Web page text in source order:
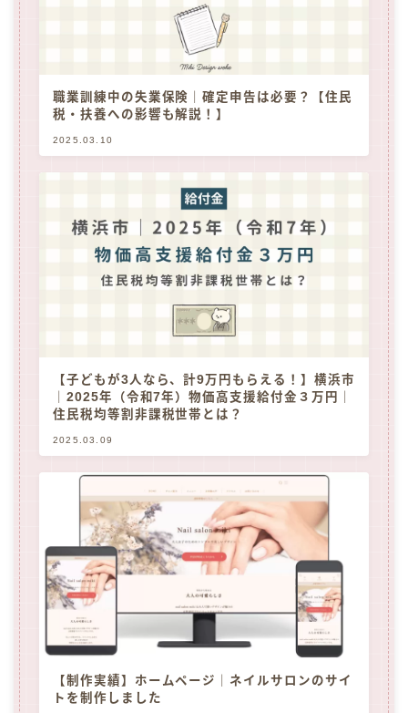
職業訓練中の失業保険｜確定申告は必要？【住民
税・扶養への影響も解説！】
2025.03.10
【子どもが3人なら、計9万円もらえる！】横浜市
｜2025年（令和7年）物価高支援給付金３万円｜
住民税均等割非課税世帯とは？
2025.03.09
【制作実績】ホームページ｜ネイルサロンのサイ
トを制作しました